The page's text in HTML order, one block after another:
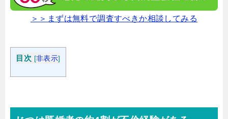
＞＞まずは無料で調査すべきか相談してみる
目次 [非表示]